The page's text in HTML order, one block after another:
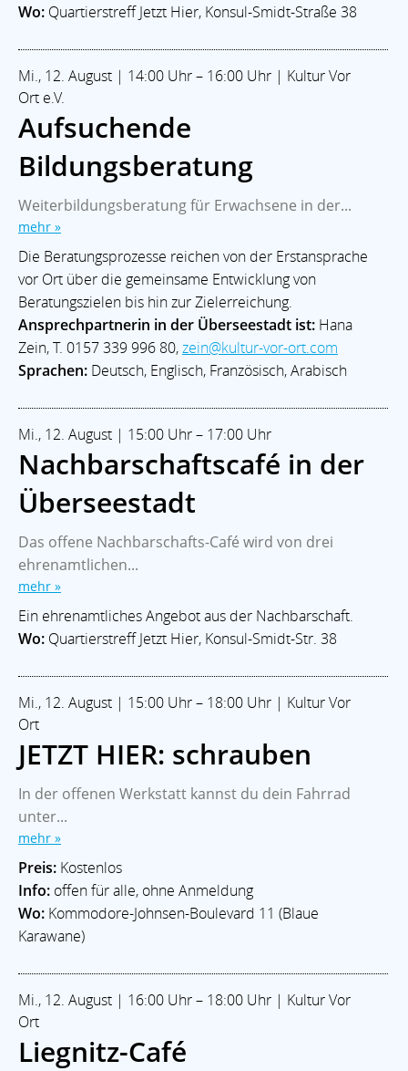
Wo: Quartierstreff Jetzt Hier, Konsul-Smidt-Straße 38
Mi., 12. August | 14:00 Uhr – 16:00 Uhr | Kultur Vor
Ort e.V.
Aufsuchende
Bildungsberatung
Weiterbildungsberatung für Erwachsene in der...
mehr »
Die Beratungsprozesse reichen von der Erstansprache
vor Ort über die gemeinsame Entwicklung von
Beratungszielen bis hin zur Zielerreichung.
Ansprechpartnerin in der Überseestadt ist: Hana
Zein, T. 0157 339 996 80,zein@kultur-vor-ort.com
Sprachen: Deutsch, Englisch, Französisch, Arabisch
Mi., 12. August | 15:00 Uhr – 17:00 Uhr
Nachbarschaftscafé in der
Überseestadt
Das offene Nachbarschafts-Café wird von drei
ehrenamtlichen...
mehr »
Ein ehrenamtliches Angebot aus der Nachbarschaft.
Wo: Quartierstreff Jetzt Hier, Konsul-Smidt-Str. 38
Mi., 12. August | 15:00 Uhr – 18:00 Uhr | Kultur Vor
Ort
JETZT HIER: schrauben
In der offenen Werkstatt kannst du dein Fahrrad
unter...
mehr »
Preis: Kostenlos
Info: offen für alle, ohne Anmeldung
Wo: Kommodore-Johnsen-Boulevard 11 (Blaue
Karawane)
Mi., 12. August | 16:00 Uhr – 18:00 Uhr | Kultur Vor
Ort
Liegnitz-Café